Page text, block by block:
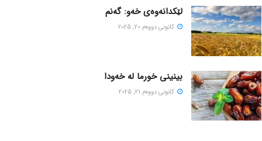
لێکدانەوەی خەو: گەنم
كانونی دووه‌م 20, 2025
بینینی خورما لە خەودا
كانونی دووه‌م 21, 2025